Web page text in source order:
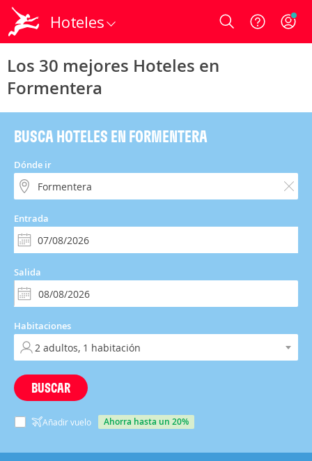
Hoteles Login
Los 30 mejores Hoteles en
Formentera
BUSCA HOTELES EN FORMENTERA
Dónde ir
Entrada
Salida
Habitaciones
BUSCAR
Añadir vuelo ahorra hasta un 20%